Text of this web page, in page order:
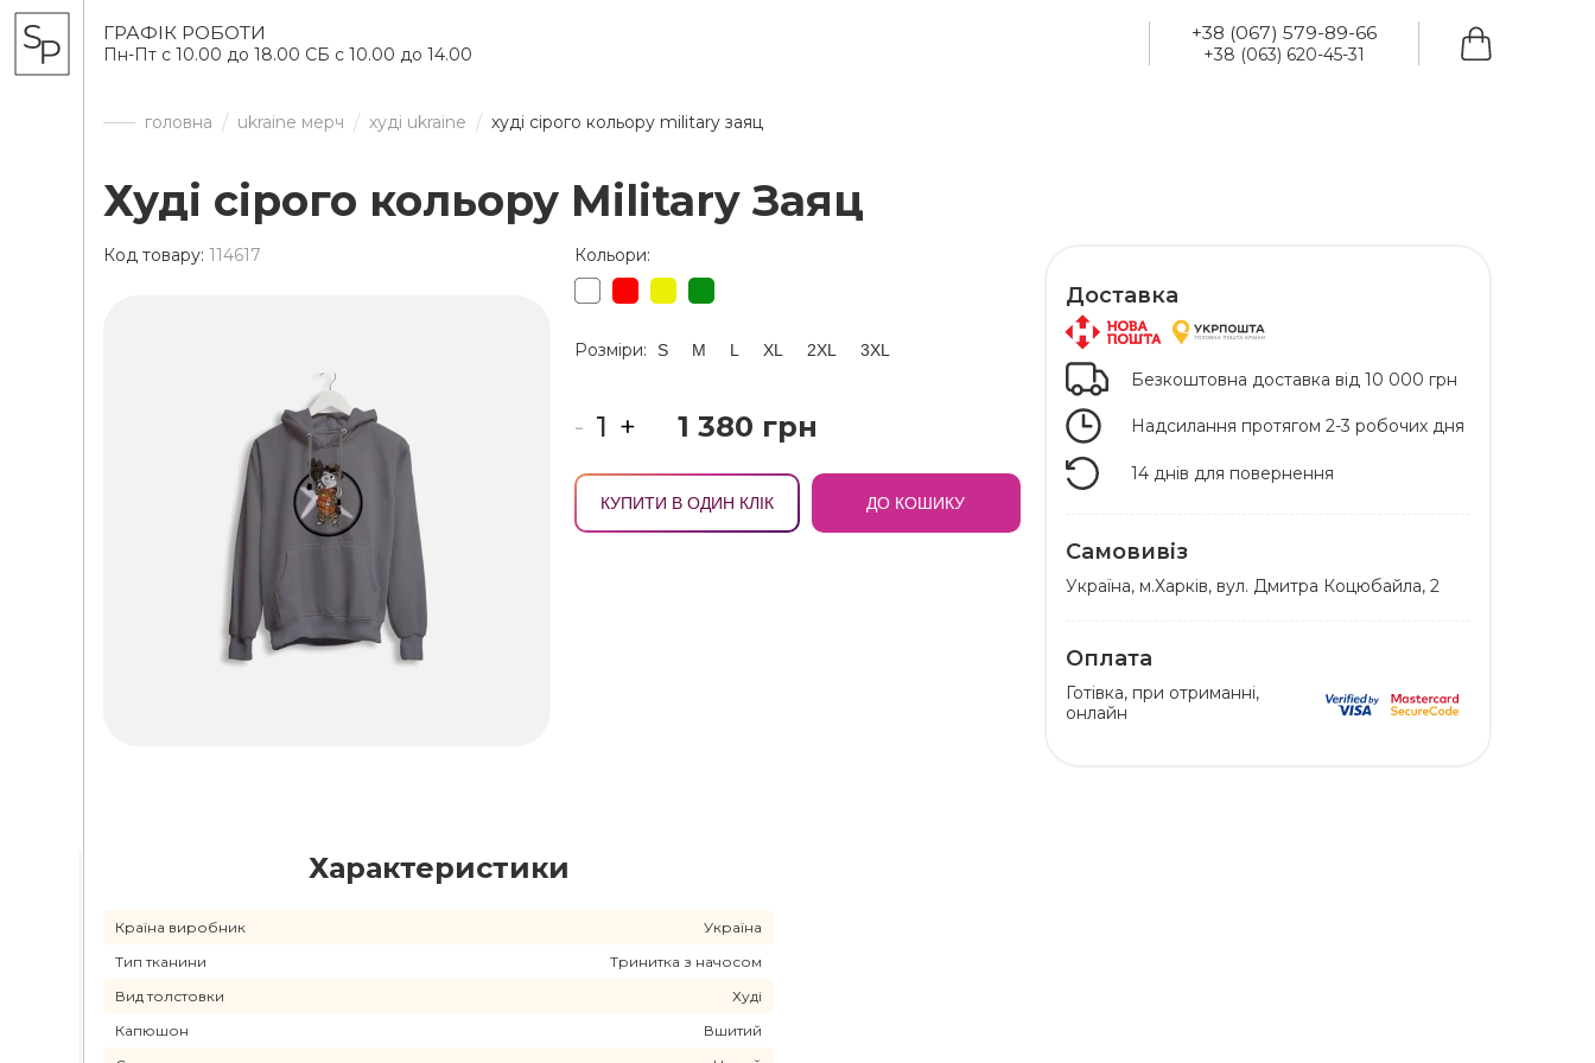
ГРАФІК РОБОТИ
Пн-Пт с 10.00 до 18.00 СБ с 10.00 до 14.00
+38 (067) 579-89-66
+38 (063) 620-45-31
головна ukraine мерч худі ukraine худі сірого кольору military заяц
Худі сірого кольору Military Заяц
Код товару: 114617 Кольори:
Розміри: S M L XL 2XL 3XL
- + 1 380 грн
КУПИТИ В ОДИН КЛІК ДО КОШИКУ
Доставка
Безкоштовна доставка від 10 000 грн
Надсилання протягом 2-3 робочих дня
14 днів для повернення
Самовивіз
Українa, м.Харків, вул. Дмитра Коцюбайла, 2
Оплата
Готівка, при отриманні,
онлайн
Характеристики
Країна виробник
Україна
Тип тканини
Тринитка з начосом
Вид толстовки
Худі
Капюшон
Вшитий